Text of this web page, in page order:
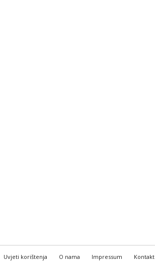
Uvjeti korištenja O nama Impressum Kontakt